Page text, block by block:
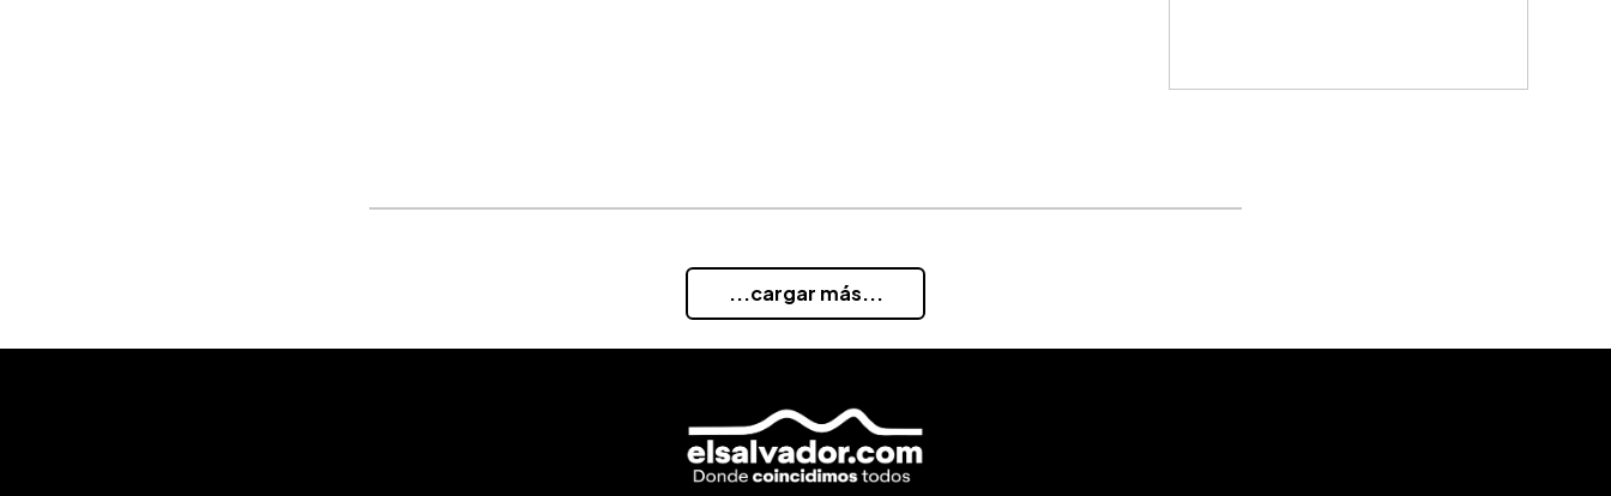
...cargar más...